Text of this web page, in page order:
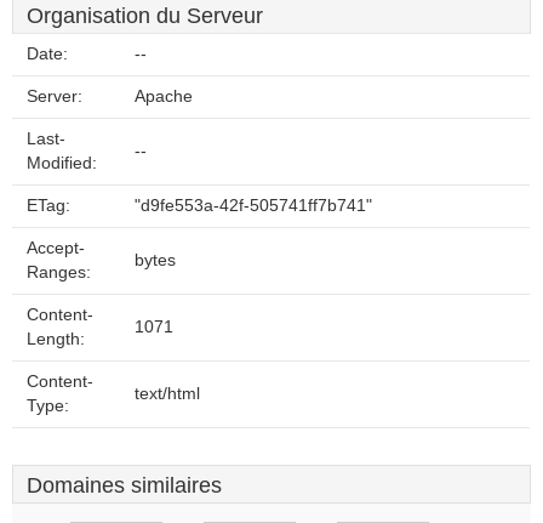
Organisation du Serveur
Date: --
Server: Apache
Last-
Modified:
--
ETag: "d9fe553a-42f-505741ff7b741"
Accept-
Ranges:
bytes
Content-
Length:
1071
Content-
Type:
text/html
Domaines similaires